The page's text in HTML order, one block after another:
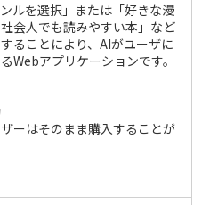
ルを選択」または「好きな漫
会人でも読みやすい本」など
ることにより、AIがユーザに
Webアプリケーションです。
ーはそのまま購入することが